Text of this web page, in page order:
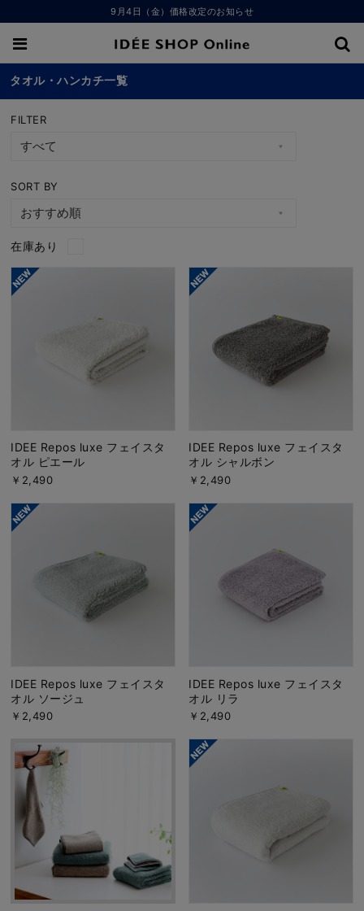
9月4日（金）価格改定のお知らせ
タオル・ハンカチ一覧
FILTER
SORT BY
在庫あり
IDEE Repos luxe フェイスタ
オル ピエール
￥2,490
IDEE Repos luxe フェイスタ
オル シャルボン
￥2,490
IDEE Repos luxe フェイスタ
オル ソージュ
￥2,490
IDEE Repos luxe フェイスタ
オル リラ
￥2,490